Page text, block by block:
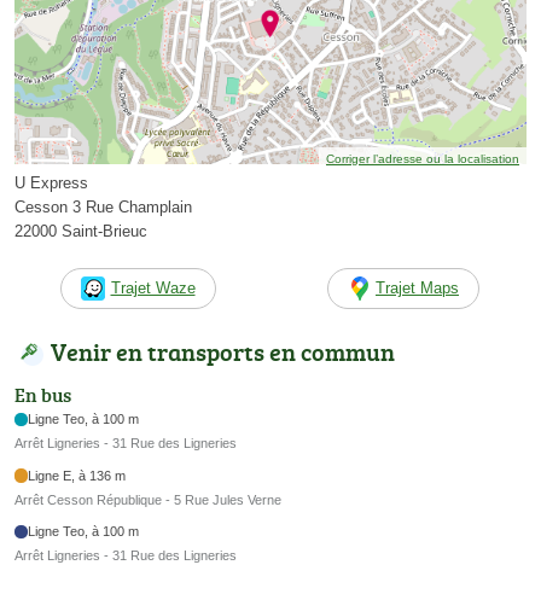
Corriger l’adresse ou la localisation
U Express
Cesson 3 Rue Champlain
22000 Saint-Brieuc
Trajet Waze Trajet Maps
Venir en transports en commun
En bus
Ligne Teo, à 100 m
Arrêt Ligneries - 31 Rue des Ligneries
Ligne E, à 136 m
Arrêt Cesson République - 5 Rue Jules Verne
Ligne Teo, à 100 m
Arrêt Ligneries - 31 Rue des Ligneries